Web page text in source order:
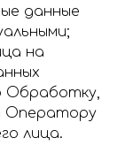
данные
на
Обработку,
Оператору
лица.